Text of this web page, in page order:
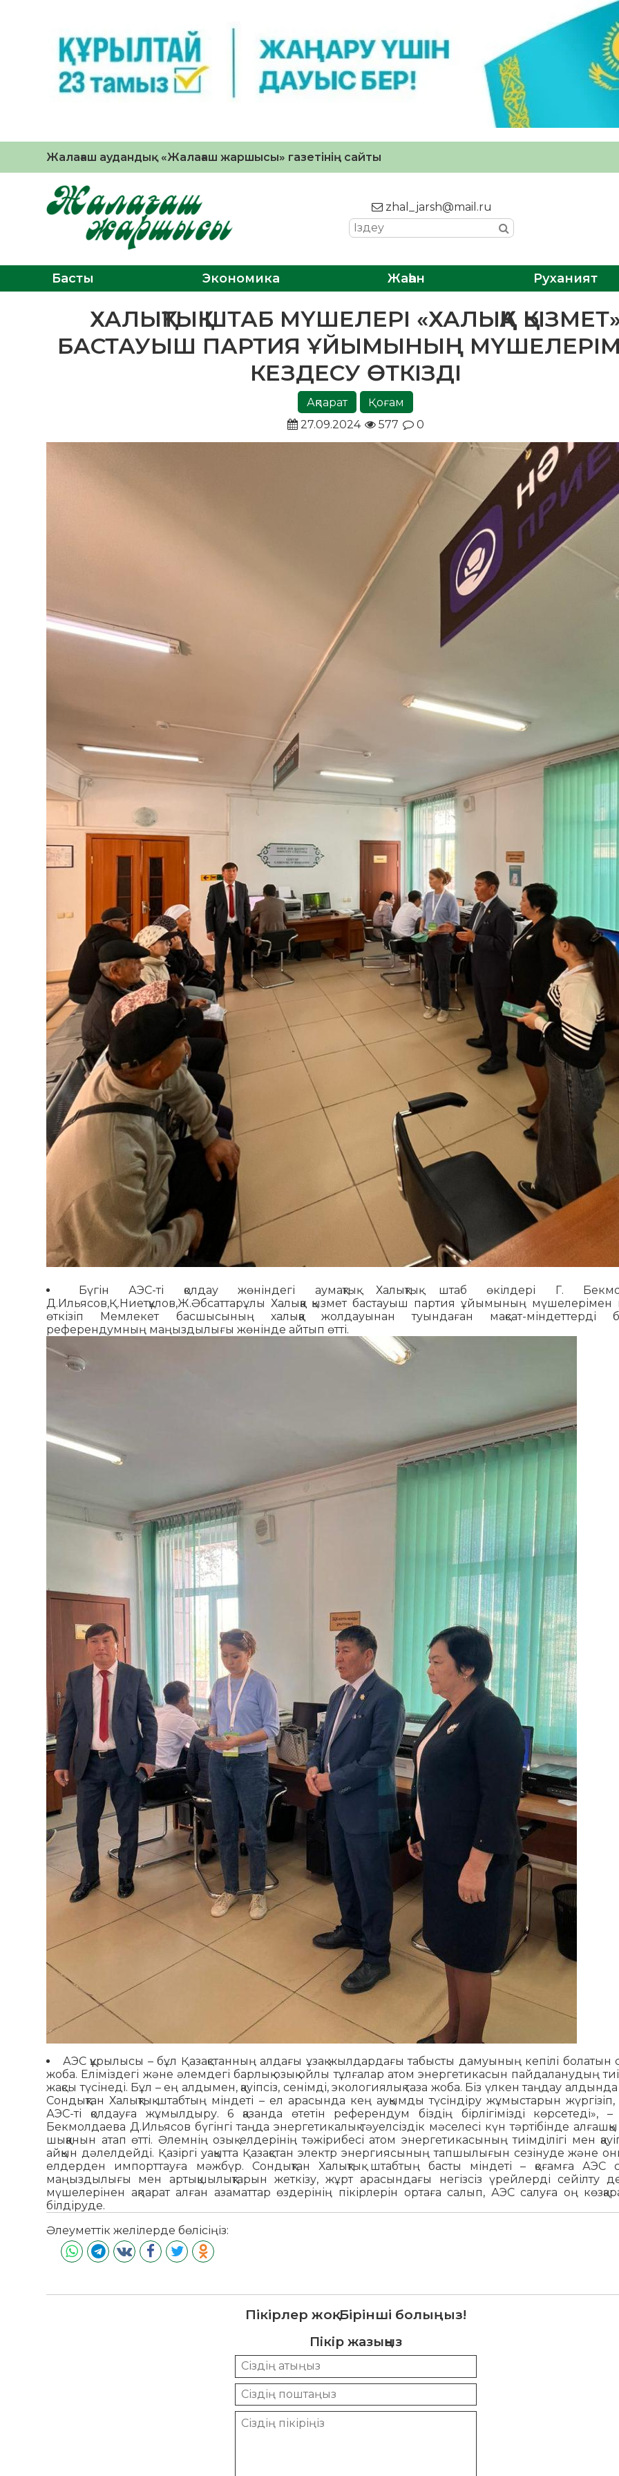
Жалағаш аудандық «Жалағаш жаршысы» газетінің сайты
zhal_jarsh@mail.ru
Басты Экономика Жаһан Руханият
ХАЛЫҚТЫҚ ШТАБ МҮШЕЛЕРІ «ХАЛЫҚҚА
БАСТАУЫШ ПАРТИЯ ҰЙЫМЫНЫҢ
КЕЗДЕСУ ӨТКІЗДІ
Ақпарат
Қоғам
27.09.2024
577 0
Бүгін АЭС-ті қолдау жөніндегі аумақтық Халықтық штаб өкілдері Г.
Д.Ильясов,Қ.Ниетқұлов,Ж.Әбсаттарұлы Халыққа қызмет бастауыш партия ұйымының мүшелерімен
өткізіп Мемлекет басшысының халыққа жолдауынан туындаған мақсат-міндеттерді
референдумның маңыздылығы жөнінде айтып өтті.
АЭС құрылысы – бұл Қазақстанның алдағы ұзақ жылдардағы табысты дамуының кепілі болатын
жоба. Еліміздегі және әлемдегі барлық озық ойлы тұлғалар атом энергетикасын пайдаланудың
жақсы түсінеді. Бұл – ең алдымен, қауіпсіз, сенімді, экологиялық таза жоба. Біз үлкен таңдау
Сондықтан Халықтық штабтың міндеті – ел арасында кең ауқымды түсіндіру жұмыстарын жүргізіп,
АЭС-ті қолдауға жұмылдыру. 6 қазанда өтетін референдум біздің бірлігімізді көрсетеді»,
Бекмолдаева Д.Ильясов бүгінгі таңда энергетикалық тәуелсіздік мәселесі күн тәртібінде
шыққанын атап өтті. Әлемнің озық елдерінің тәжірибесі атом энергетикасының тиімділігі мен
айқын дәлелдейді. Қазіргі уақытта Қазақстан электр энергиясының тапшылығын сезінуде және
елдерден импорттауға мәжбүр. Сондықтан Халықтық штабтың басты міндеті – қоғамға АЭС
маңыздылығы мен артықшылықтарын жеткізу, жұрт арасындағы негізсіз үрейлерді сейілту
мүшелерінен ақпарат алған азаматтар өздерінің пікірлерін ортаға салып, АЭС салуға оң
білдіруде.
Әлеуметтік желілерде бөлісіңіз:
Пікірлер жоқ. Бірінші болыңыз!
Пікір жазыңыз